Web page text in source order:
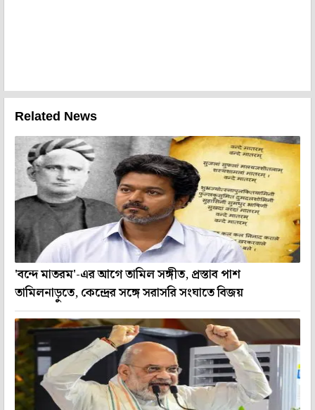
Related News
'বন্দে মাতরম'-এর আগে তামিল সঙ্গীত, প্রস্তাব পাশ
তামিলনাড়ুতে, কেন্দ্রের সঙ্গে সরাসরি সংঘাতে বিজয়